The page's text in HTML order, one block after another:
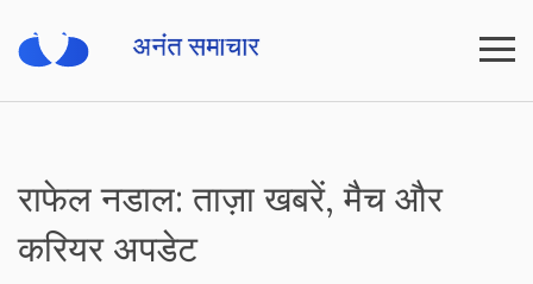
राफेल नडाल: ताज़ा खबरें, मैच और
करियर अपडेट